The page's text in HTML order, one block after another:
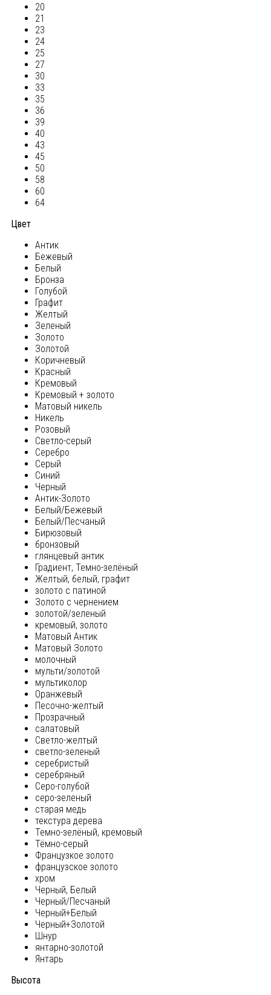
20
21
23
24
25
27
30
33
35
36
39
40
43
45
50
58
60
64
Цвет
Антик
Бежевый
Белый
Бронза
Голубой
Графит
Желтый
Зеленый
Золото
Золотой
Коричневый
Красный
Кремовый
Кремовый + золото
Матовый никель
Никель
Розовый
Светло-серый
Серебро
Серый
Синий
Черный
Антик-Золото
Белый/Бежевый
Белый/Песчаный
Бирюзовый
бронзовый
глянцевый антик
Градиент, Темно-зелёный
Желтый, белый, графит
золото с патиной
Золото с чернением
золотой/зеленый
кремовый, золото
Матовый Антик
Матовый Золото
молочный
мульти/золотой
мультиколор
Оранжевый
Песочно-желтый
Прозрачный
салатовый
Светло-желтый
светло-зеленый
серебристый
серебряный
Серо-голубой
серо-зеленый
старая медь
текстура дерева
Темно-зелёный, кремовый
Тёмно-серый
Французкое золото
французское золото
хром
Черный, Белый
Черный/Песчаный
Черный+Белый
Черный+Золотой
Шнур
янтарно-золотой
Янтарь
Высота